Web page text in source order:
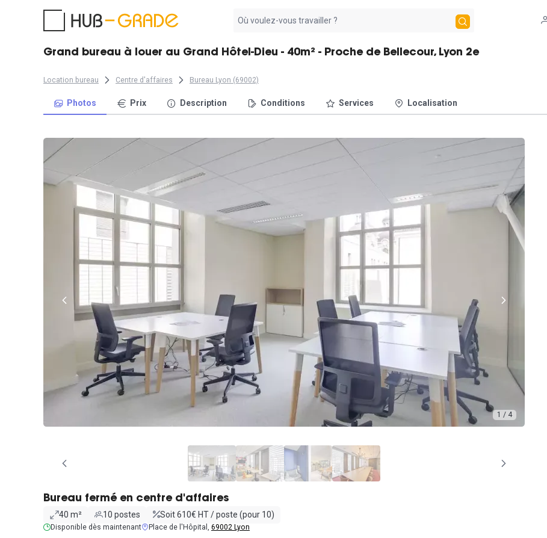
résultat
Grand bureau à louer au Grand Hôtel-Dieu - 40m² - Proche de Bellecour, Lyon 2e
Location bureau Centre d'affaires Bureau Lyon (69002)
Photos Prix Description Conditions Services Localisation
1 / 4
Bureau fermé en centre d'affaires
40 m² 10 postes Soit 610€ HT / poste (pour 10)
Disponible dès maintenant Place de l'Hôpital, 69002 Lyon